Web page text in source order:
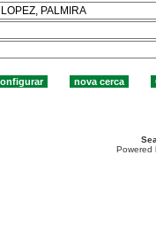
Powered